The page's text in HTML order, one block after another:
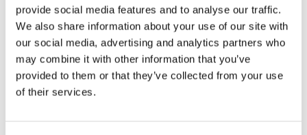
provide social media features and to analyse our traffic.
We also share information about your use of our site with
our social media, advertising and analytics partners who
may combine it with other information that you’ve
provided to them or that they’ve collected from your use
of their services.